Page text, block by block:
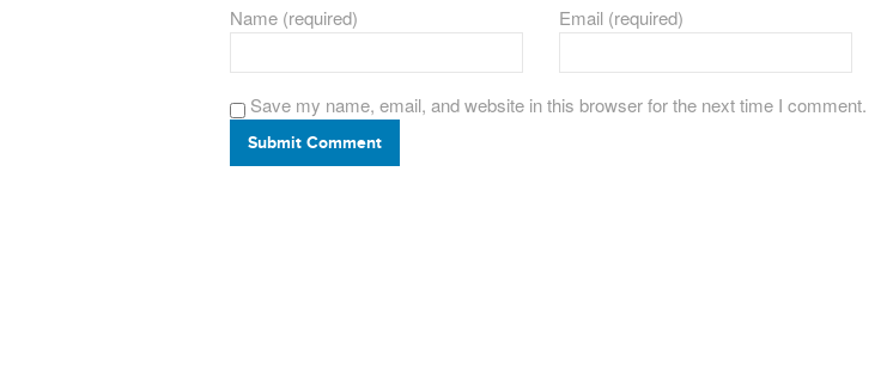
Name (required) Email (required)
Save my name, email, and website in this browser for the next time I comment.
Submit Comment